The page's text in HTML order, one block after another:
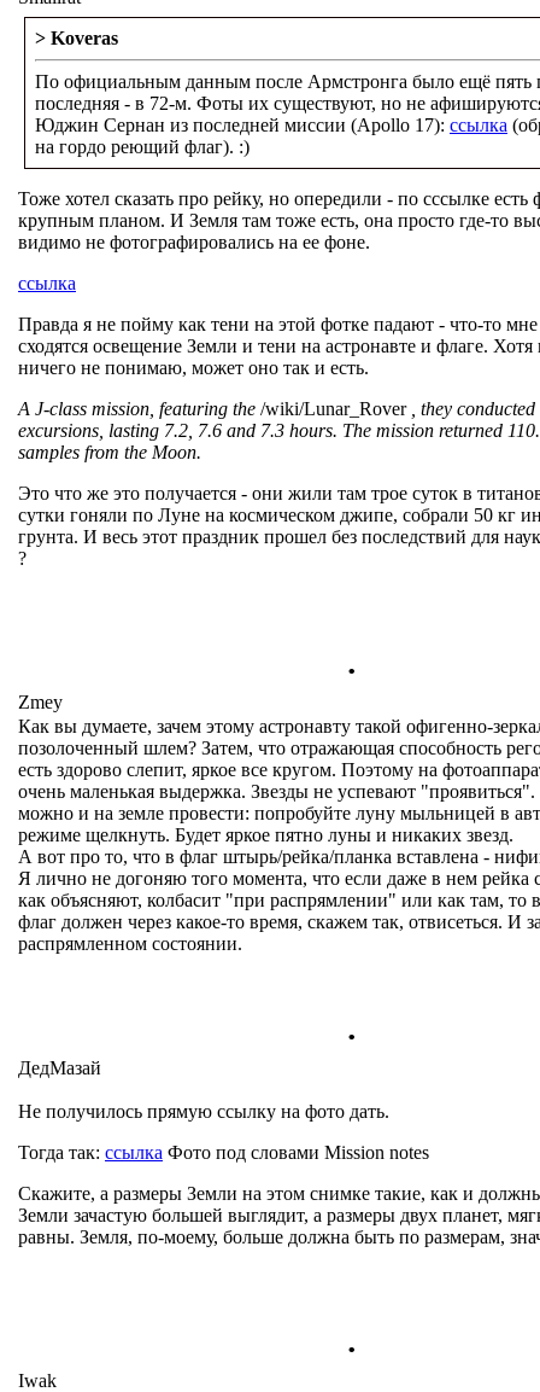
> Koveras
По официальным данным после Армстронга было ещё пять
последняя - в 72-м. Фоты их существуют, но не
Юджин Сернан из последней миссии (Apollo 17): ссылка
на гордо реющий флаг). :)
Тоже хотел сказать про рейку, но опередили - по сссылке есть
крупным планом. И Земля там тоже есть, она просто где-то
видимо не фотографировались на ее фоне.
ссылка
Правда я не пойму как тени на этой фотке падают - что-то мне
сходятся освещение Земли и тени на астронавте и флаге.
ничего не понимаю, может оно так и есть.
A J-class mission, featuring the /wiki/Lunar_Rover
, they
excursions, lasting 7.2, 7.6 and 7.3 hours. The mission returned
samples from the Moon.
Это что же это получается - они жили там трое суток в
сутки гоняли по Луне на космическом джипе, собрали 50 кг
грунта. И весь этот праздник прошел без последствий для
?
.
Zmey
Как вы думаете, зачем этому астронавту такой офигенно-
позолоченный шлем? Затем, что отражающая способность
есть здорово слепит, яркое все кругом. Поэтому на
очень маленькая выдержка. Звезды не успевают
можно и на земле провести: попробуйте луну мыльницей в
режиме щелкнуть. Будет яркое пятно луны и никаких звезд.
А вот про то, что в флаг штырь/рейка/планка вставлена -
Я лично не догоняю того момента, что если даже в нем рейка
как объясняют, колбасит "при распрямлении" или как там, то
флаг должен через какое-то время, скажем так, отвисеться. И
распрямленном состоянии.
.
ДедМазай
Не получилось прямую ссылку на фото дать.
Тогда так: ссылка Фото под словами Mission notes
Скажите, а размеры Земли на этом снимке такие, как и
Земли зачастую большей выглядит, а размеры двух планет,
равны. Земля, по-моему, больше должна быть по размерам,
.
Iwak